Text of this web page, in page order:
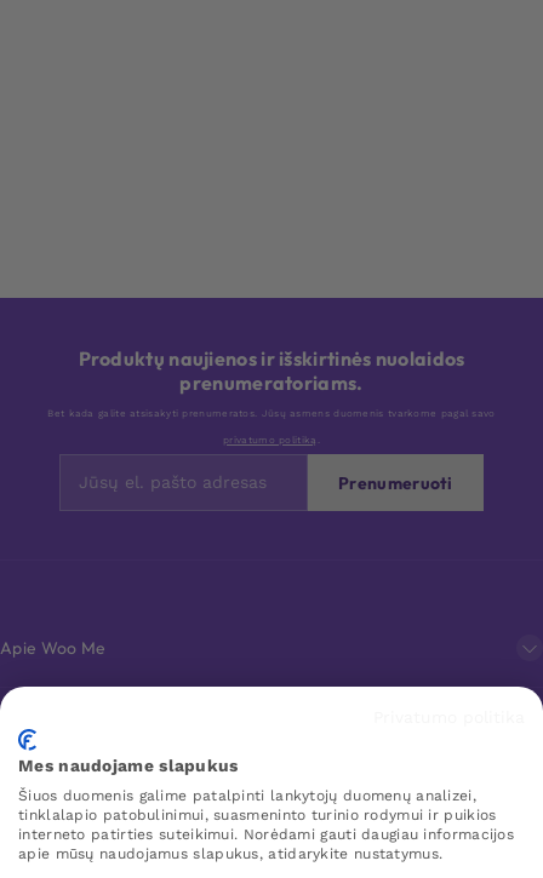
Produktų naujienos ir išskirtinės nuolaidos
prenumeratoriams.
Bet kada galite atsisakyti prenumeratos. Jūsų asmens duomenis tvarkome pagal savo
privatumo politiką .
Prenumeruoti
Apie Woo Me
Klientų aptarnavimas
Mėgstamiausi
Mes naudojame slapukus
Šiuos duomenis galime patalpinti lankytojų duomenų analizei,
tinklalapio patobulinimui, suasmeninto turinio rodymui ir puikios
interneto patirties suteikimui. Norėdami gauti daugiau informacijos
apie mūsų naudojamus slapukus, atidarykite nustatymus.